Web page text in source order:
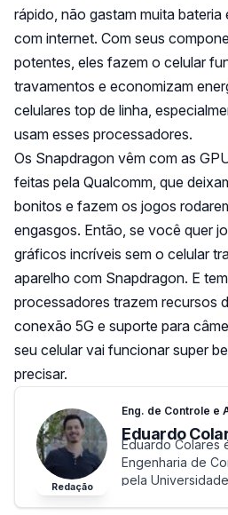
rápido, não gastam muita
com internet. Com seus
potentes, eles fazem o celular
travamentos e economizam
celulares top de linha,
usam esses processadores.
Os Snapdragon vêm com as
feitas pela Qualcomm, que
bonitos e fazem os jogos
engasgos. Então, se você quer
gráficos incríveis sem o celular
aparelho com Snapdragon. E
processadores trazem recursos
conexão 5G e suporte para
seu celular vai funcionar super
precisar.
Redação
Eng. de Controle e
Eduardo
Eduardo Colares
Engenharia de
pela
Gerais (UFMG).